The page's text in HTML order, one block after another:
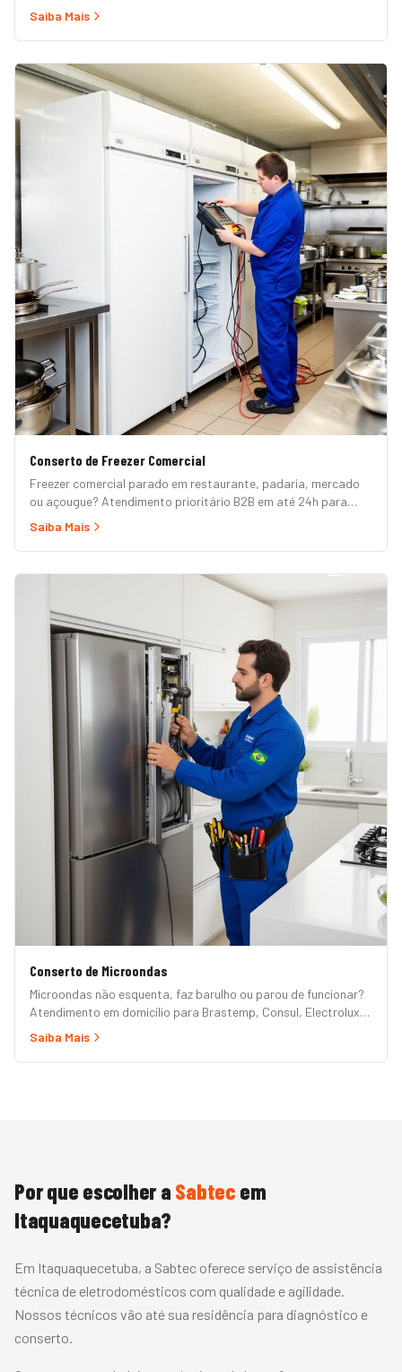
Erros de painel, não centrifuga, não seca, vazamento e mais.
Saiba Mais
Conserto de Freezer Comercial
Freezer comercial parado em restaurante, padaria, mercado
ou açougue? Atendimento prioritário B2B em até 24h para
horizontal, vertical, expositor, ilha refrigerada e câmara fria.
Saiba Mais
Conserto de Microondas
Microondas não esquenta, faz barulho ou parou de funcionar?
Atendimento em domicílio para Brastemp, Consul, Electrolux,
Panasonic, LG, Samsung, Midea, Philco e Mondial. Conserto
Saiba Mais
Por que escolher a Sabtec em
Itaquaquecetuba?
Em Itaquaquecetuba, a Sabtec oferece serviço de assistência
técnica de eletrodomésticos com qualidade e agilidade.
Nossos técnicos vão até sua residência para diagnóstico e
conserto.